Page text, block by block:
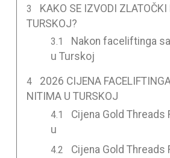
KAKO SE IZVODI ZLATOČKI
TURSKOJ?
Nakon faceliftinga
u Turskoj
2026 CIJENA
NITIMA U TURSKOJ
Cijena Gold Threads
u
Cijena Gold Threads